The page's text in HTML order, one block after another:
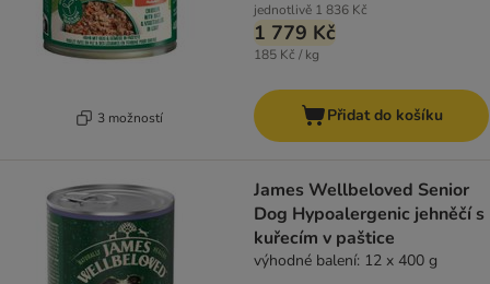
3 možností
jednotlivě 1 836 Kč
1 779 Kč
185 Kč / kg
Přidat do košíku
James Wellbeloved Senior
Dog Hypoalergenic jehněčí s
kuřecím v paštice
výhodné balení: 12 x 400 g